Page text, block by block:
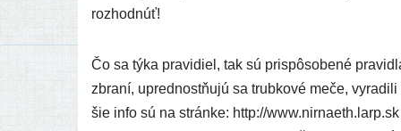
rozhodnúť!
Čo sa týka pra­vi­diel, tak sú pris­pô­so­be­né
zbra­ní, upred­nost­ňu­jú sa trub­ko­vé meče,
šie info sú na strán­ke: http://​